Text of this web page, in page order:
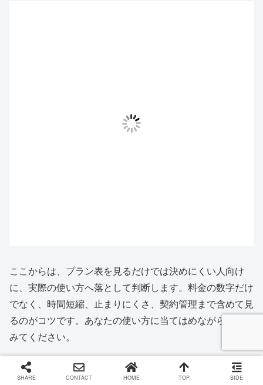
ここからは、プラン表を見るだけでは決めにくい人向け
に、実際の使い方へ落として判断します。料金の数字だけ
でなく、時間短縮、止まりにくさ、契約管理まで含めて見
るのがコツです。あなたの使い方に当てはめながら読んで
みてください。
課金するメリットとデメリット
SHARE CONTACT HOME TOP SIDE